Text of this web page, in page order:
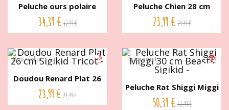
Peluche ours polaire
Ach...
34,39 € 42,99 €
Peluche Chien 28 cm
Country...
23,99 € 29,99 €
-20%
Prix réduit
Doudou Renard Plat 26
cm...
23,99 € 29,99 €
-20%
Prix réduit
Peluche Rat Shiggi Miggi
30...
50,39 € 62,99 €